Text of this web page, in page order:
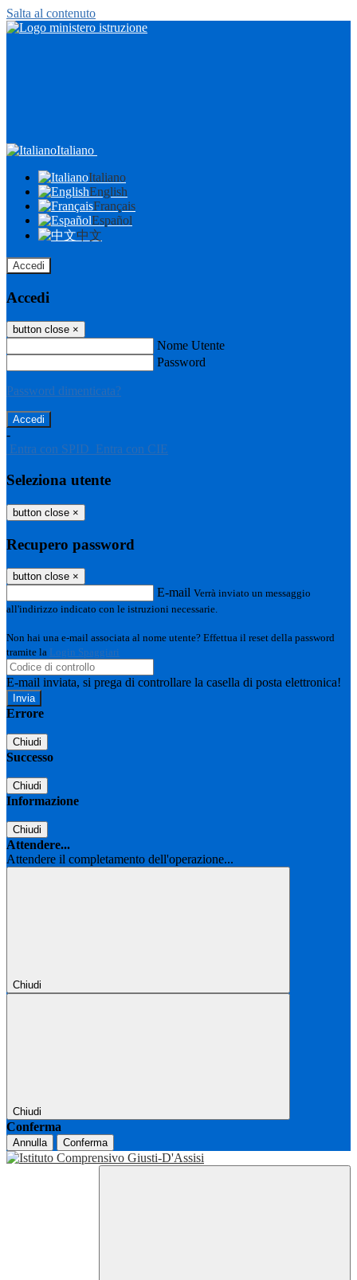
Salta al contenuto
Italiano
Italiano
English
Français
Español
中文
Accedi
Accedi
button close ×
Nome Utente
Password
Password dimenticata?
-
Entra con SPID Entra con CIE
Seleziona utente
button close ×
Recupero password
button close ×
E-mail Verrà inviato un messaggio
all'indirizzo indicato con le istruzioni necessarie.
Non hai una e-mail associata al nome utente? Effettua il reset della password
tramite la Login Spaggiari
E-mail inviata, si prega di controllare la casella di posta elettronica!
Errore
Chiudi
Successo
Chiudi
Informazione
Chiudi
Attendere...
Attendere il completamento dell'operazione...
Chiudi
Chiudi
Conferma
Annulla Conferma